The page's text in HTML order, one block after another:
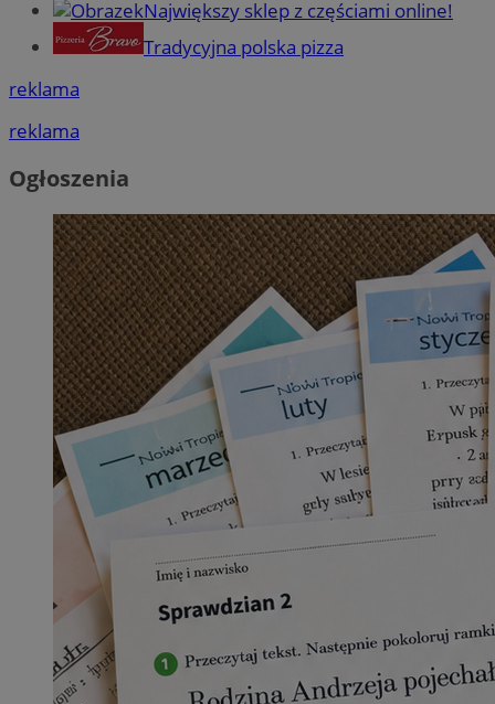
Największy sklep z częściami online!
Tradycyjna polska pizza
reklama
reklama
Ogłoszenia